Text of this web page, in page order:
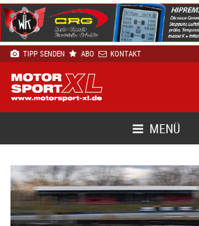
TIPP SENDEN ABO KONTAKT
MENÜ